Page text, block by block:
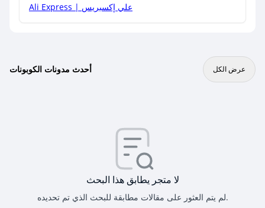
Ali Express | علي إكسبريس
أحدث مدونات الكوبونات عرض الكل
لا متجر يطابق هذا البحث
لم يتم العثور على مقالات مطابقة للبحث الذي تم تحديده.